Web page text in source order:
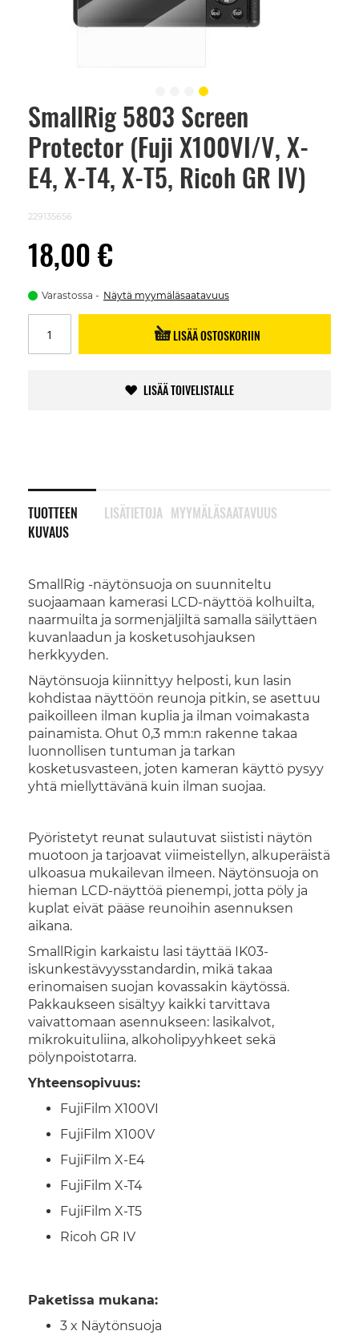
SmallRig 5803 Screen
Protector (Fuji X100VI/V, X-
E4, X-T4, X-T5, Ricoh GR IV)
229135656
18,00 €
Varastossa Näytä myymäläsaatavuus
LISÄÄ OSTOSKORIIN
LISÄÄ TOIVELISTALLE
TUOTTEEN
KUVAUS
SmallRig -näytönsuoja on suunniteltu
suojaamaan kamerasi LCD-näyttöä kolhuilta,
naarmuilta ja sormenjäljiltä samalla säilyttäen
kuvanlaadun ja kosketusohjauksen
herkkyyden.
Näytönsuoja kiinnittyy helposti, kun lasin
kohdistaa näyttöön reunoja pitkin, se asettuu
paikoilleen ilman kuplia ja ilman voimakasta
painamista. Ohut 0,3 mm:n rakenne takaa
luonnollisen tuntuman ja tarkan
kosketusvasteen, joten kameran käyttö pysyy
yhtä miellyttävänä kuin ilman suojaa.
Pyöristetyt reunat sulautuvat siististi näytön
muotoon ja tarjoavat viimeistellyn, alkuperäistä
ulkoasua mukailevan ilmeen. Näytönsuoja on
hieman LCD-näyttöä pienempi, jotta pöly ja
kuplat eivät pääse reunoihin asennuksen
aikana.
SmallRigin karkaistu lasi täyttää IK03-
iskunkestävyysstandardin, mikä takaa
erinomaisen suojan kovassakin käytössä.
Pakkaukseen sisältyy kaikki tarvittava
vaivattomaan asennukseen: lasikalvot,
mikrokuituliina, alkoholipyyhkeet sekä
pölynpoistotarra.
Yhteensopivuus:
FujiFilm X100VI
FujiFilm X100V
FujiFilm X-E4
FujiFilm X-T4
FujiFilm X-T5
Ricoh GR IV
Paketissa mukana:
3 x Näytönsuoja
LISÄTIETOJA MYYMÄLÄSAATAVUUS
Skip
beginning
images